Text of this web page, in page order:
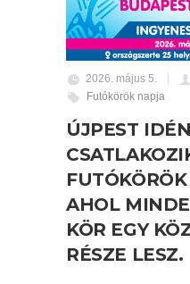
2026. május 5.
Futókörök napja
ÚJPEST
AHOL
KÖR EGY
RÉSZE LESZ.